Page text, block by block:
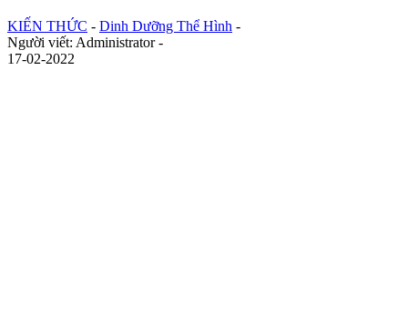
KIẾN THỨC - Dinh Dưỡng Thể Hình -
Người viết: Administrator -
17-02-2022